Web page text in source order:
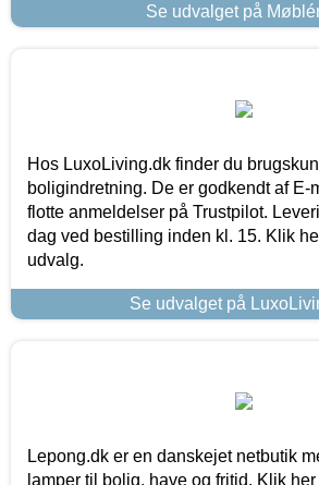
Se udvalget på
Hos LuxoLiving.dk finder du
boligindretning. De er godkendt af E-
flotte anmeldelser på Trustpilot.
dag ved bestilling inden kl. 15. Klik
udvalg.
Se udvalget på
Lepong.dk er en danskejet netbutik
lamper til bolig, have og fritid. Klik